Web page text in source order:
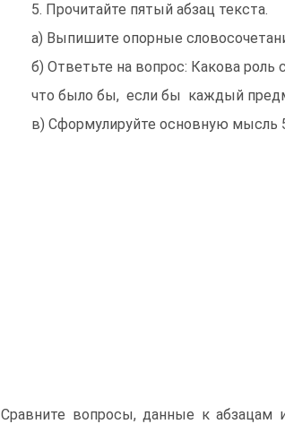
5. Прочитайте пятый абзац текста.
а) Выпишите опорные
б) Ответьте на вопрос: Какова роль
что было бы, если бы каждый
в) Сформулируйте основную мысль
Сравните вопросы, данные к абзацам